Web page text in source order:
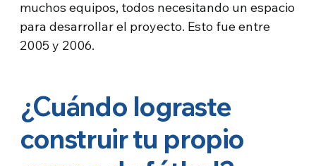
muchos equipos, todos necesitando un espacio
para desarrollar el proyecto. Esto fue entre
2005 y 2006.
¿Cuándo lograste
construir tu propio